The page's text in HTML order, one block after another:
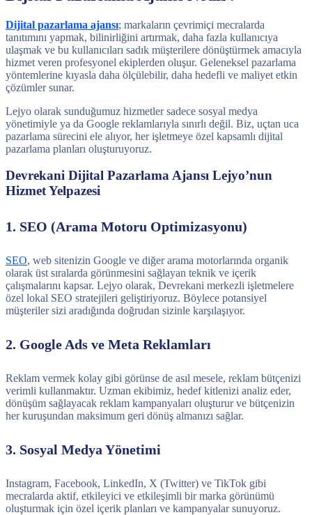
Dijital pazarlama ajansı; markaların çevrimiçi mecralarda
tanıtımını yapmak, bilinirliğini artırmak, daha fazla kullanıcıya
ulaşmak ve bu kullanıcıları sadık müşterilere dönüştürmek amacıyla
hizmet veren profesyonel ekiplerden oluşur. Geleneksel pazarlama
yöntemlerine kıyasla daha ölçülebilir, daha hedefli ve maliyet etkin
çözümler sunar.
Lejyo olarak sunduğumuz hizmetler sadece sosyal medya
yönetimiyle ya da Google reklamlarıyla sınırlı değil. Biz, uçtan uca
pazarlama sürecini ele alıyor, her işletmeye özel kapsamlı dijital
pazarlama planları oluşturuyoruz.
Devrekani Dijital Pazarlama Ajansı Lejyo’nun
Hizmet Yelpazesi
1. SEO (Arama Motoru Optimizasyonu)
SEO, web sitenizin Google ve diğer arama motorlarında organik
olarak üst sıralarda görünmesini sağlayan teknik ve içerik
çalışmalarını kapsar. Lejyo olarak, Devrekani merkezli işletmelere
özel lokal SEO stratejileri geliştiriyoruz. Böylece potansiyel
müşteriler sizi aradığında doğrudan sizinle karşılaşıyor.
2. Google Ads ve Meta Reklamları
Reklam vermek kolay gibi görünse de asıl mesele, reklam bütçenizi
verimli kullanmaktır. Uzman ekibimiz, hedef kitlenizi analiz eder,
dönüşüm sağlayacak reklam kampanyaları oluşturur ve bütçenizin
her kuruşundan maksimum geri dönüş almanızı sağlar.
3. Sosyal Medya Yönetimi
Instagram, Facebook, LinkedIn, X (Twitter) ve TikTok gibi
mecralarda aktif, etkileyici ve etkileşimli bir marka görünümü
oluşturmak için özel içerik planları ve kampanyalar sunuyoruz.